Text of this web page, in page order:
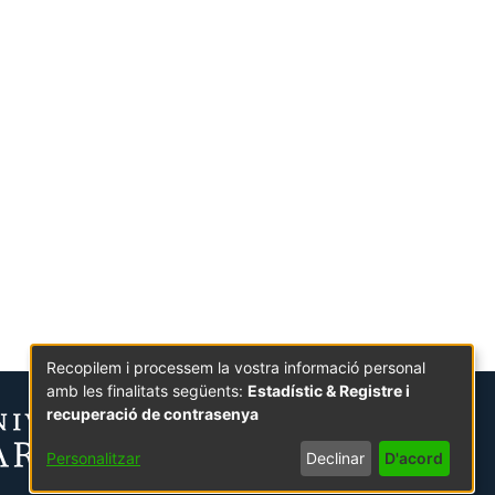
Recopilem i processem la vostra informació personal
amb les finalitats següents: Estadístic & Registre i
recuperació de contrasenya
Personalitzar Declinar D'acord